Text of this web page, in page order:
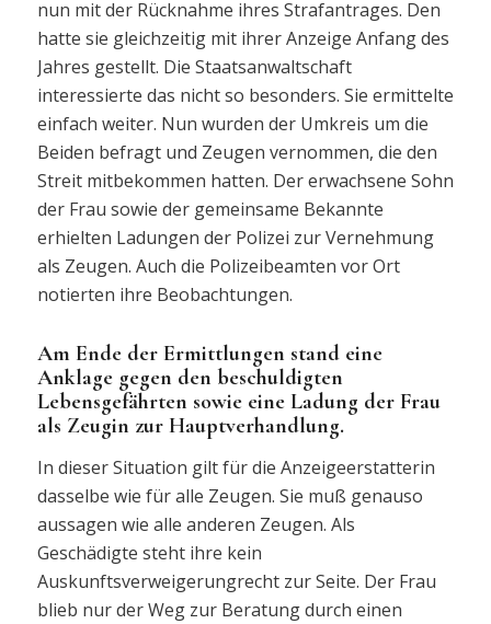
nun mit der Rücknahme ihres Strafantrages. Den
hatte sie gleichzeitig mit ihrer Anzeige Anfang des
Jahres gestellt. Die Staatsanwaltschaft
interessierte das nicht so besonders. Sie ermittelte
einfach weiter. Nun wurden der Umkreis um die
Beiden befragt und Zeugen vernommen, die den
Streit mitbekommen hatten. Der erwachsene Sohn
der Frau sowie der gemeinsame Bekannte
erhielten Ladungen der Polizei zur Vernehmung
als Zeugen. Auch die Polizeibeamten vor Ort
notierten ihre Beobachtungen.
Am Ende der Ermittlungen stand eine
Anklage gegen den beschuldigten
Lebensgefährten sowie eine Ladung der Frau
als Zeugin zur Hauptverhandlung.
In dieser Situation gilt für die Anzeigeerstatterin
dasselbe wie für alle Zeugen. Sie muß genauso
aussagen wie alle anderen Zeugen. Als
Geschädigte steht ihre kein
Auskunftsverweigerungrecht zur Seite. Der Frau
blieb nur der Weg zur Beratung durch einen